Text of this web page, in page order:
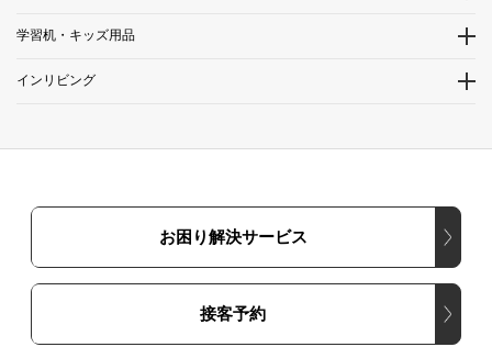
学習机・キッズ用品
インリビング
お困り解決サービス
接客予約